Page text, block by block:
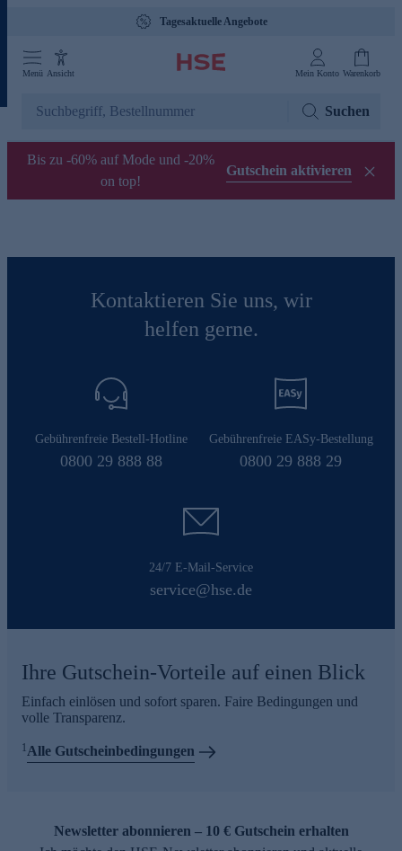
Tagesaktuelle Angebote
Menü Ansicht Mein Konto Warenkorb
Suchen
Bis zu -60% auf Mode und -20%
on top!
Gutschein aktivieren
Kontaktieren Sie uns, wir
helfen gerne.
Gebührenfreie Bestell-Hotline
0800 29 888 88
Gebührenfreie EASy-Bestellung
0800 29 888 29
24/7 E-Mail-Service
service@hse.de
Ihre Gutschein-Vorteile auf einen Blick
Einfach einlösen und sofort sparen. Faire Bedingungen und
volle Transparenz.
1Alle Gutscheinbedingungen
Newsletter abonnieren – 10 € Gutschein erhalten